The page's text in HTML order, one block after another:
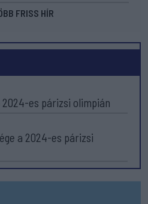
FRISS HÍR
es párizsi olimpián
a 2024-es párizsi